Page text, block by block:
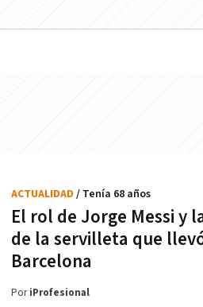
El rol de Jorge Messi y
de la servilleta que
Barcelona
ACTUALIDAD / Tenía 68 años
PoriProfesional